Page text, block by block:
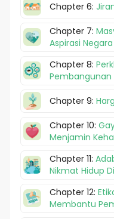
Chapter 6:
Chapter 7:
Aspirasi Negara
Chapter 8:
Pembangunan
Chapter 9:
Chapter 10:
Menjamin
Chapter 11:
Nikmat Hidup
Chapter 12:
Membantu